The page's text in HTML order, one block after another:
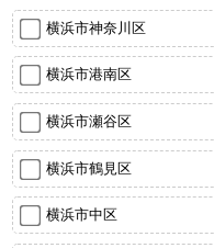
横浜市神奈川区
横浜市港南区
横浜市瀬谷区
横浜市鶴見区
横浜市中区